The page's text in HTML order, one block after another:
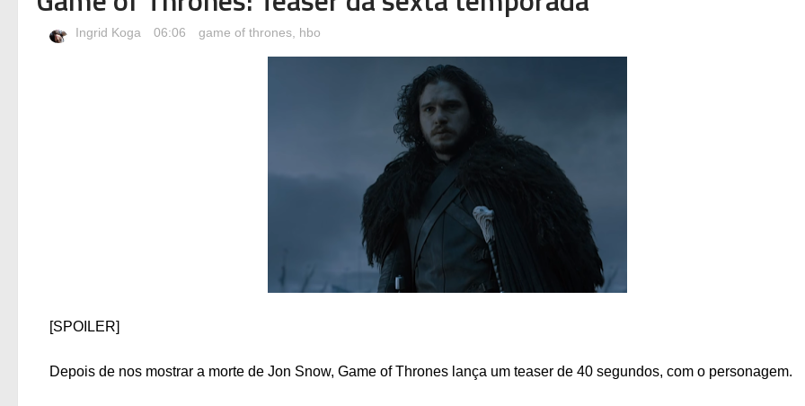
Ingrid Koga 06:06 game of thrones, hbo
[SPOILER]
Depois de nos mostrar a morte de Jon Snow, Game of Thrones lança um teaser de 40 segundos, com o personagem.